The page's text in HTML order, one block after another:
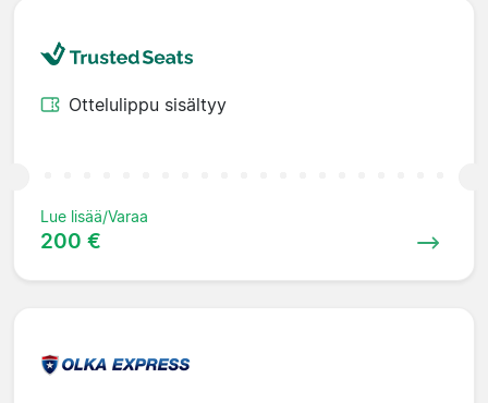
Ottelulippu sisältyy
Lue lisää/Varaa
200 €